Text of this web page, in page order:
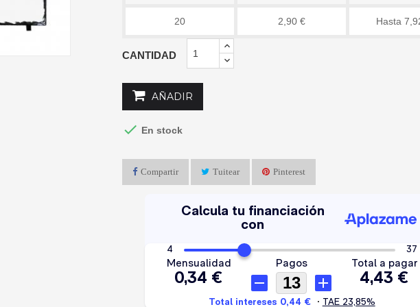
20 2,90 € Hasta
CANTIDAD
AÑADIR
 En stock
Compartir Tuitear Pinterest